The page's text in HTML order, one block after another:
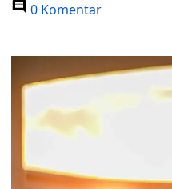
0 Komentar